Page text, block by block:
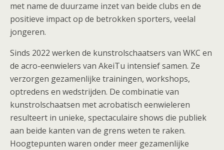
met name de duurzame inzet van beide clubs en de
positieve impact op de betrokken sporters, veelal
jongeren.
Sinds 2022 werken de kunstrolschaatsers van WKC en
de acro-eenwielers van AkeiTu intensief samen. Ze
verzorgen gezamenlijke trainingen, workshops,
optredens en wedstrijden. De combinatie van
kunstrolschaatsen met acrobatisch eenwieleren
resulteert in unieke, spectaculaire shows die publiek
aan beide kanten van de grens weten te raken.
Hoogtepunten waren onder meer gezamenlijke